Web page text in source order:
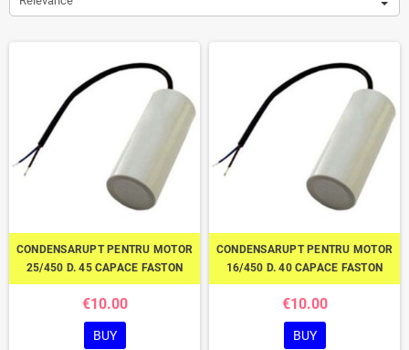
CONDENSARUPT PENTRU MOTOR
25/450 D. 45 CAPACE FASTON
€10.00
BUY
CONDENSARUPT PENTRU MOTOR
16/450 D. 40 CAPACE FASTON
€10.00
BUY